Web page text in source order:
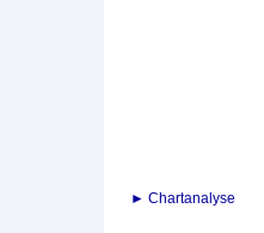
► Chartanalyse